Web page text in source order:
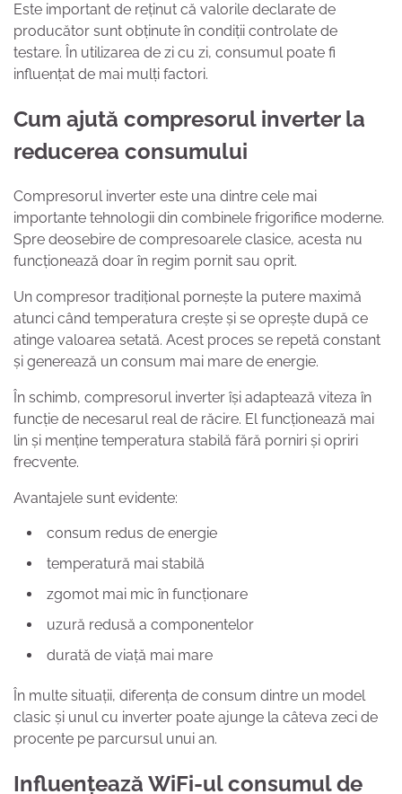
Este important de reținut că valorile declarate de
producător sunt obținute în condiții controlate de
testare. În utilizarea de zi cu zi, consumul poate fi
influențat de mai mulți factori.
Cum ajută compresorul inverter la
reducerea consumului
Compresorul inverter este una dintre cele mai
importante tehnologii din combinele frigorifice moderne.
Spre deosebire de compresoarele clasice, acesta nu
funcționează doar în regim pornit sau oprit.
Un compresor tradițional pornește la putere maximă
atunci când temperatura crește și se oprește după ce
atinge valoarea setată. Acest proces se repetă constant
și generează un consum mai mare de energie.
În schimb, compresorul inverter își adaptează viteza în
funcție de necesarul real de răcire. El funcționează mai
lin și menține temperatura stabilă fără porniri și opriri
frecvente.
Avantajele sunt evidente:
consum redus de energie
temperatură mai stabilă
zgomot mai mic în funcționare
uzură redusă a componentelor
durată de viață mai mare
În multe situații, diferența de consum dintre un model
clasic și unul cu inverter poate ajunge la câteva zeci de
procente pe parcursul unui an.
Influențează WiFi-ul consumul de